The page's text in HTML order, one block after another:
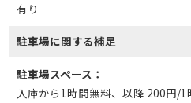
有り
駐車場に関する補足
駐車場スペース：
入庫から1時間無料、以降 200円/